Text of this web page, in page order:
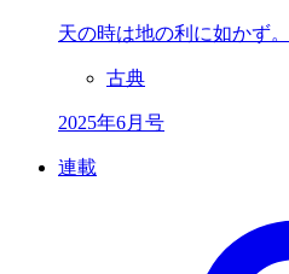
天の時は地の利に如かず。
古典
2025年6月号
連載